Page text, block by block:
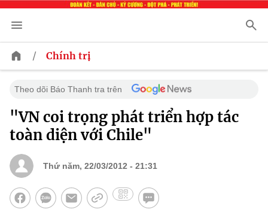
/ Chính trị
Theo dõi Báo Thanh tra trên
"VN coi trọng phát triển hợp tác
toàn diện với Chile"
Thứ năm, 22/03/2012 - 21:31